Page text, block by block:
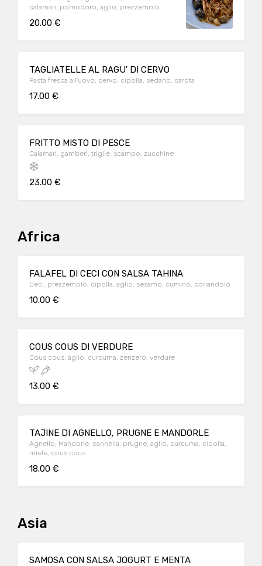
calamari, pomodoro, aglio, prezzemolo
20.00 €
TAGLIATELLE AL RAGU' DI CERVO
Pasta fresca all'uovo, cervo, cipolla, sedano, carota
17.00 €
FRITTO MISTO DI PESCE
Calamari, gamberi, triglie, scampo, zucchine
23.00 €
Africa
FALAFEL DI CECI CON SALSA TAHINA
Ceci, prezzemolo, cipolla, aglio, sesamo, cumino, coriandolo
10.00 €
COUS COUS DI VERDURE
Cous cous, aglio, curcuma, zenzero, verdure
13.00 €
TAJINE DI AGNELLO, PRUGNE E MANDORLE
Agnello, Mandorle, cannella, prugne, aglio, curcuma, cipolla,
miele, cous cous
18.00 €
Asia
SAMOSA CON SALSA JOGURT E MENTA